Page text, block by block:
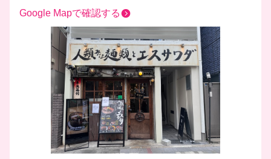
Google Mapで確認する